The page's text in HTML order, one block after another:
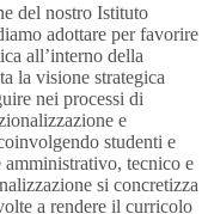
del nostro Istituto
adottare per favorire
all’interno della
la visione strategica
nei processi di
e
studenti e
amministrativo, tecnico e
si concretizza
a rendere il curricolo